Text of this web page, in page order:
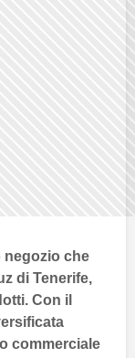
negozio che
di Tenerife,
Con il
commerciale